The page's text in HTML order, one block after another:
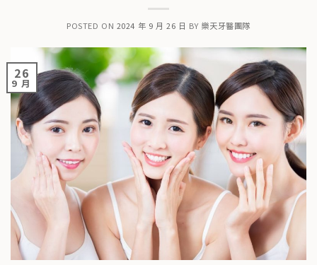
POSTED ON 2024 年 9 月 26 日 BY 樂天牙醫團隊
26
9 月